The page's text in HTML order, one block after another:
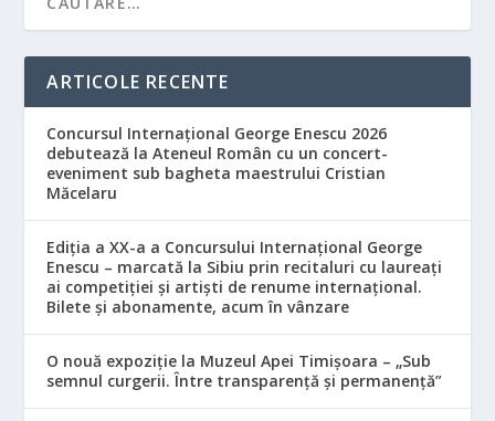
ARTICOLE RECENTE
Concursul Internațional George Enescu 2026
debutează la Ateneul Român cu un concert-
eveniment sub bagheta maestrului Cristian
Măcelaru
Ediția a XX-a a Concursului Internațional George
Enescu – marcată la Sibiu prin recitaluri cu laureați
ai competiției și artiști de renume internațional.
Bilete și abonamente, acum în vânzare
O nouă expoziție la Muzeul Apei Timișoara – „Sub
semnul curgerii. Între transparență și permanență”